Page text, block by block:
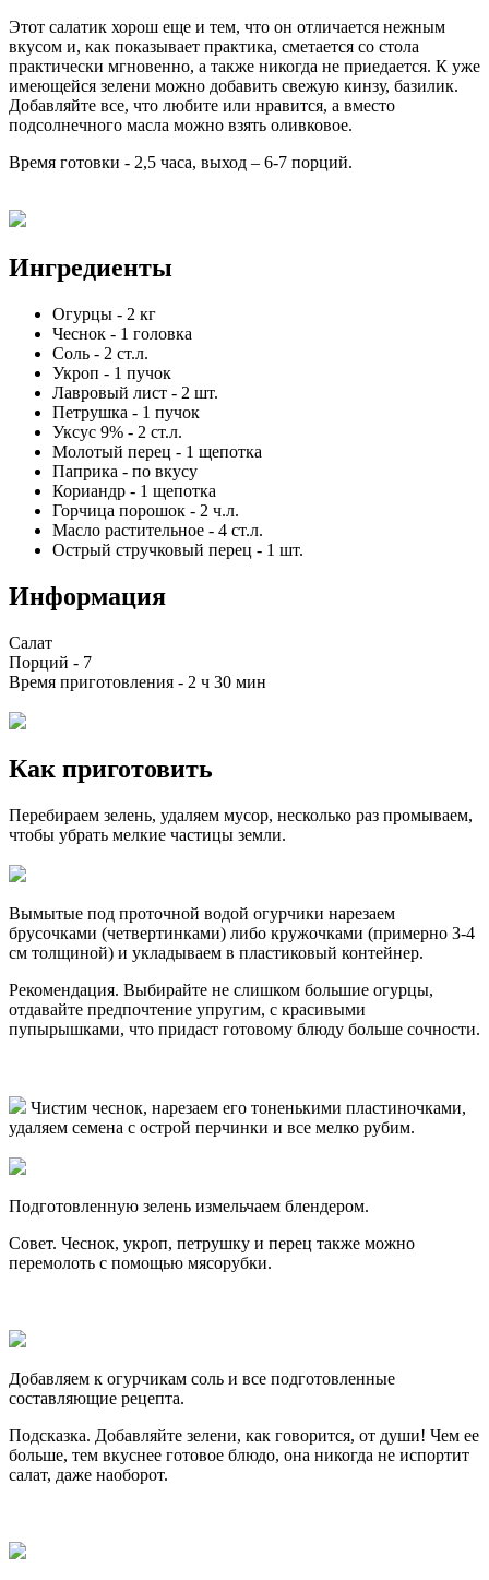
Этот салатик хорош еще и тем, что он отличается нежным
вкусом и, как показывает практика, сметается со стола
практически мгновенно, а также никогда не приедается. К уже
имеющейся зелени можно добавить свежую кинзу, базилик.
Добавляйте все, что любите или нравится, а вместо
подсолнечного масла можно взять оливковое.
Время готовки - 2,5 часа, выход – 6-7 порций.
Ингредиенты
Огурцы - 2 кг
Чеснок - 1 головка
Соль - 2 ст.л.
Укроп - 1 пучок
Лавровый лист - 2 шт.
Петрушка - 1 пучок
Уксус 9% - 2 ст.л.
Молотый перец - 1 щепотка
Паприка - по вкусу
Кориандр - 1 щепотка
Горчица порошок - 2 ч.л.
Масло растительное - 4 ст.л.
Острый стручковый перец - 1 шт.
Информация
Салат
Порций - 7
Время приготовления - 2 ч 30 мин
Как приготовить
Перебираем зелень, удаляем мусор, несколько раз промываем,
чтобы убрать мелкие частицы земли.
Вымытые под проточной водой огурчики нарезаем
брусочками (четвертинками) либо кружочками (примерно 3-4
см толщиной) и укладываем в пластиковый контейнер.
Рекомендация. Выбирайте не слишком большие огурцы,
отдавайте предпочтение упругим, с красивыми
пупырышками, что придаст готовому блюду больше сочности.
Чистим чеснок, нарезаем его тоненькими пластиночками,
удаляем семена с острой перчинки и все мелко рубим.
Подготовленную зелень измельчаем блендером.
Совет. Чеснок, укроп, петрушку и перец также можно
перемолоть с помощью мясорубки.
Добавляем к огурчикам соль и все подготовленные
составляющие рецепта.
Подсказка. Добавляйте зелени, как говорится, от души! Чем ее
больше, тем вкуснее готовое блюдо, она никогда не испортит
салат, даже наоборот.